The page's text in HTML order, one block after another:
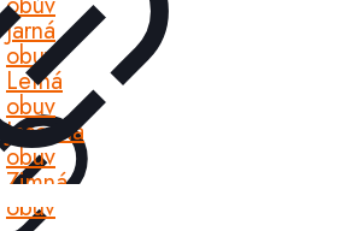
Jarná
obuv
Letná
obuv
Jesenná
obuv
Zimná
obuv